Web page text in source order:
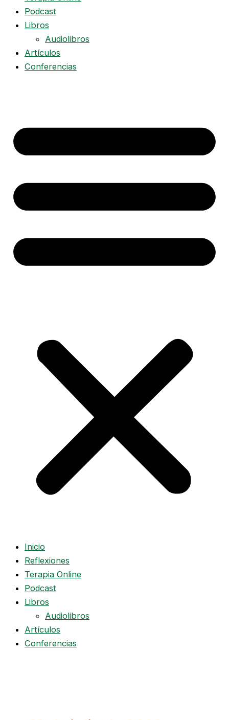
Podcast
Libros
Audiolibros
Artículos
Conferencias
Inicio
Reflexiones
Terapia Online
Podcast
Libros
Audiolibros
Artículos
Conferencias